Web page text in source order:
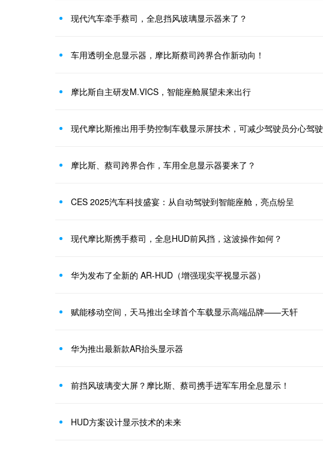
现代汽车牵手蔡司，全息挡风玻璃显示器来了？
车用透明全息显示器，摩比斯蔡司跨界合作新动向！
摩比斯自主研发M.VICS，智能座舱展望未来出行
现代摩比斯推出用手势控制车载显示屏技术，可减少驾驶员分心驾驶
摩比斯、蔡司跨界合作，车用全息显示器要来了？
CES 2025汽车科技盛宴：从自动驾驶到智能座舱，亮点纷呈
现代摩比斯携手蔡司，全息HUD前风挡，这波操作如何？
华为发布了全新的 AR-HUD（增强现实平视显示器）
赋能移动空间，天马推出全球首个车载显示高端品牌——天轩
华为推出最新款AR抬头显示器
前挡风玻璃变大屏？摩比斯、蔡司携手进军车用全息显示！
HUD方案设计显示技术的未来